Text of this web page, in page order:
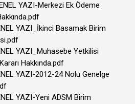
YAZI-Merkezi Ek Ödeme
YAZI_İkinci Basamak Birim
YAZI_Muhasebe Yetkilisi
Hakkında.pdf
YAZI-2012-24 Nolu Genelge
YAZI-Yeni ADSM Birim